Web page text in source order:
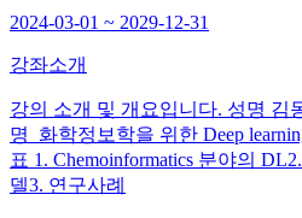
2024-03-01 ~ 2029-12-31
강좌소개
강의 소개 및 개요입니다. 성명 김
명 화학정보학을 위한 Deep
표 1. Chemoinformatics 분야의
델3. 연구사례